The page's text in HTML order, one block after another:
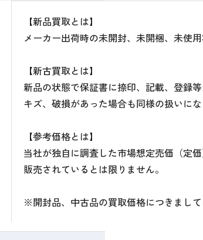
【新品買取とは】
メーカー出荷時の未開封、未開梱、未使
【新古買取とは】
新品の状態で保証書に捺印、記載、登録
キズ、破損があった場合も同様の扱いにな
【参考価格とは】
当社が独自に調査した市場想定売価（定
販売されているとは限りません。
※開封品、中古品の買取価格につきまして